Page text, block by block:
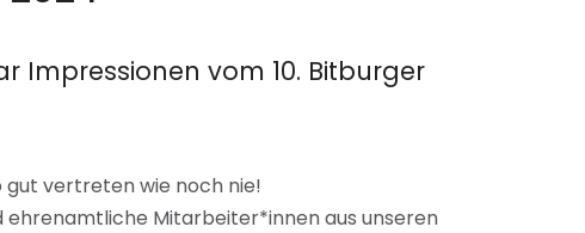
Impressionen vom 10. Bitburger
gut vertreten wie noch nie!
ehrenamtliche Mitarbeiter*innen aus unseren